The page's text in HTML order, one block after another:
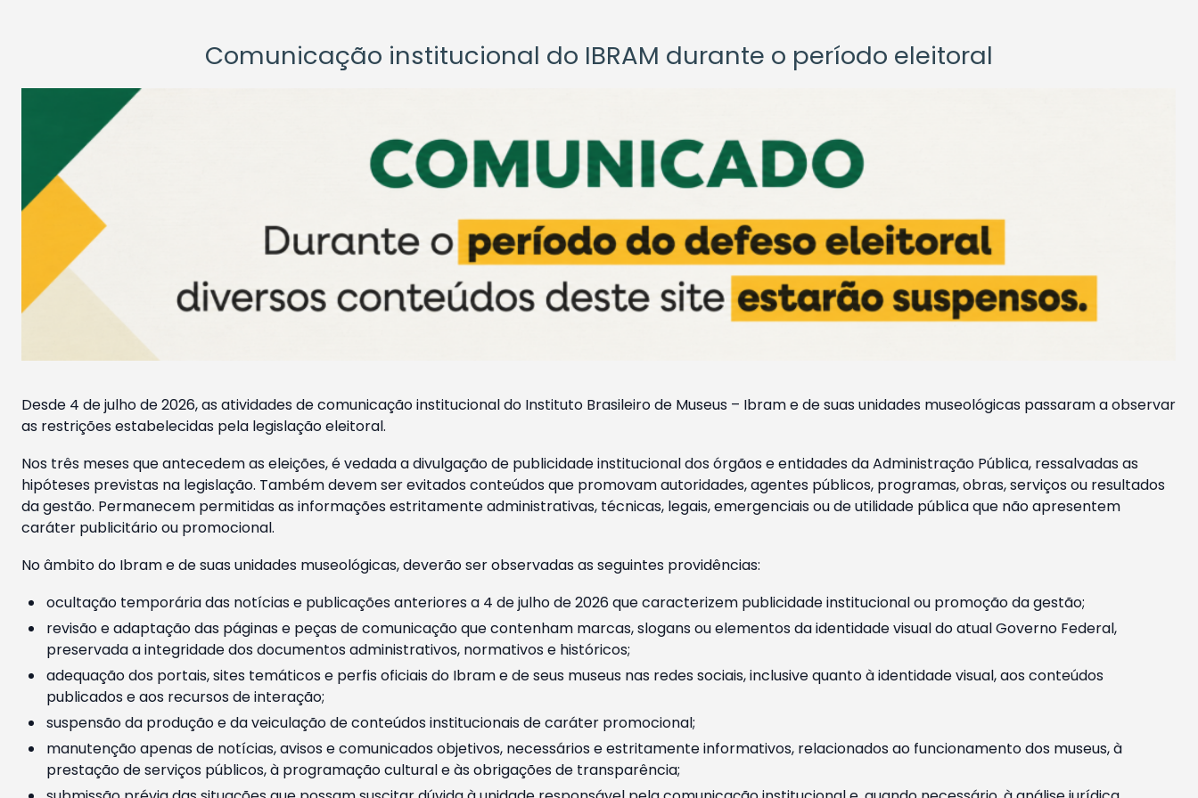
Comunicação institucional do IBRAM durante o período eleitoral
Desde 4 de julho de 2026, as atividades de comunicação institucional do Instituto Brasileiro de Museus – Ibram e de suas unidades museológicas passaram a observar
as restrições estabelecidas pela legislação eleitoral.
Nos três meses que antecedem as eleições, é vedada a divulgação de publicidade institucional dos órgãos e entidades da Administração Pública, ressalvadas as
hipóteses previstas na legislação. Também devem ser evitados conteúdos que promovam autoridades, agentes públicos, programas, obras, serviços ou resultados
da gestão. Permanecem permitidas as informações estritamente administrativas, técnicas, legais, emergenciais ou de utilidade pública que não apresentem
caráter publicitário ou promocional.
No âmbito do Ibram e de suas unidades museológicas, deverão ser observadas as seguintes providências:
ocultação temporária das notícias e publicações anteriores a 4 de julho de 2026 que caracterizem publicidade institucional ou promoção da gestão;
revisão e adaptação das páginas e peças de comunicação que contenham marcas, slogans ou elementos da identidade visual do atual Governo Federal,
preservada a integridade dos documentos administrativos, normativos e históricos;
adequação dos portais, sites temáticos e perfis oficiais do Ibram e de seus museus nas redes sociais, inclusive quanto à identidade visual, aos conteúdos
publicados e aos recursos de interação;
suspensão da produção e da veiculação de conteúdos institucionais de caráter promocional;
manutenção apenas de notícias, avisos e comunicados objetivos, necessários e estritamente informativos, relacionados ao funcionamento dos museus, à
prestação de serviços públicos, à programação cultural e às obrigações de transparência;